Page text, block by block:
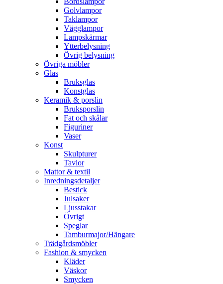
Golvlampor
Taklampor
Vägglampor
Lampskärmar
Ytterbelysning
Övrig belysning
Övriga möbler
Glas
Bruksglas
Konstglas
Keramik & porslin
Bruksporslin
Fat och skålar
Figuriner
Vaser
Konst
Skulpturer
Tavlor
Mattor & textil
Inredningsdetaljer
Bestick
Julsaker
Ljusstakar
Övrigt
Speglar
Tamburmajor/Hängare
Trädgårdsmöbler
Fashion & smycken
Kläder
Väskor
Smycken